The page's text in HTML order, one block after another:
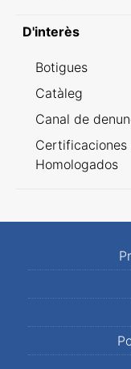
D'interès
Botigues
Catàleg
Canal de
Certificaciones
Homologados